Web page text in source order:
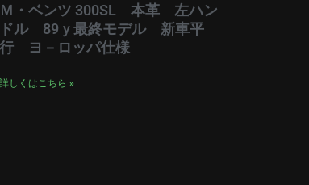
Ｍ・ベンツ 300SL 本革 左ハン
ドル 89ｙ最終モデル 新車平
行 ヨ－ロッパ仕様
詳しくはこちら »